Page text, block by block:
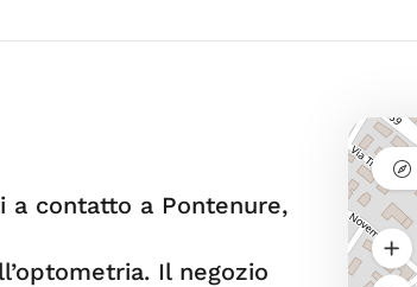
a contatto a Pontenure,
Il negozio